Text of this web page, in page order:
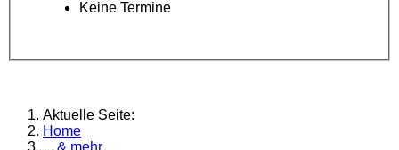
Keine Termine
Aktuelle Seite:
Home
... & mehr